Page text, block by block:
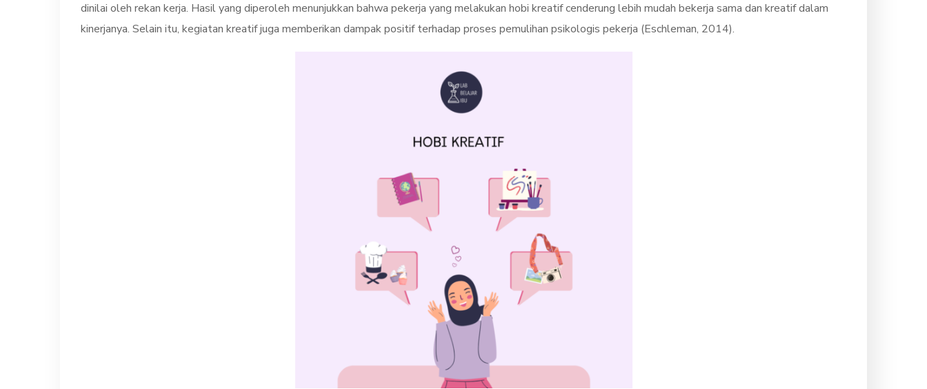
dinilai oleh rekan kerja. Hasil yang diperoleh menunjukkan bahwa pekerja yang melakukan hobi kreatif cenderung lebih mudah bekerja sama dan kreatif dalam
kinerjanya. Selain itu, kegiatan kreatif juga memberikan dampak positif terhadap proses pemulihan psikologis pekerja (Eschleman, 2014).